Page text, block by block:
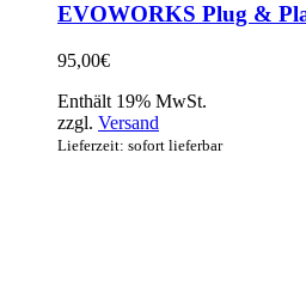
EVOWORKS Plug &
95,00€
Enthält 19% MwSt.
zzgl. Versand
Lieferzeit: sofort lieferbar